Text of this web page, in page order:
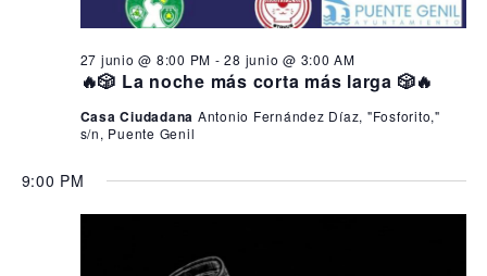
🔥🎲 La noche más corta más larga 🎲🔥
27 junio @ 8:00 PM -28 junio @ 3:00 AM
Casa Ciudadana Antonio Fernández Díaz, "Fosforito,"
s/n, Puente Genil
9:00 PM